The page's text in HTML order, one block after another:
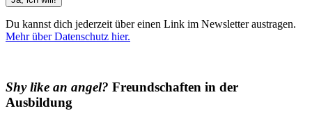
Du kannst dich jederzeit über einen Link im Newsletter austragen.
Mehr über Datenschutz hier.
Shy like an angel? Freundschaften in der
Ausbildung